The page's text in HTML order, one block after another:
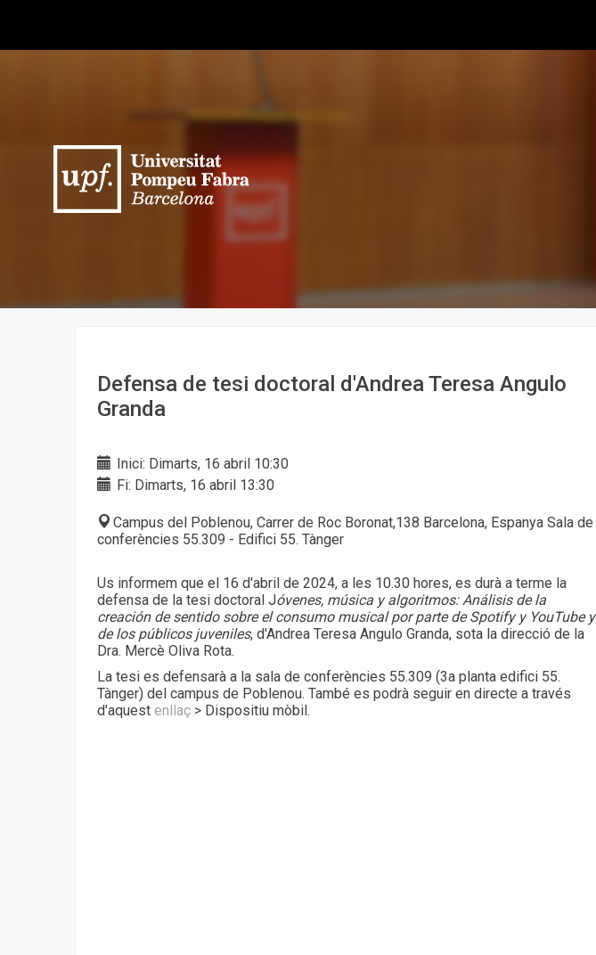
Defensa de tesi doctoral d'Andrea Teresa Angulo
Granda
Inici: Dimarts, 16 abril 10:30
Fi: Dimarts, 16 abril 13:30
Campus del Poblenou, Carrer de Roc Boronat,138 Barcelona, Espanya Sala de
conferències 55.309 - Edifici 55. Tànger
Us informem que el 16 d'abril de 2024, a les 10.30 hores, es durà a terme la
defensa de la tesi doctoral Jóvenes, música y algoritmos: Análisis de la
creación de sentido sobre el consumo musical por parte de Spotify y YouTube y
de los públicos juveniles, d'Andrea Teresa Angulo Granda, sota la direcció de la
Dra. Mercè Oliva Rota.
La tesi es defensarà a la sala de conferències 55.309 (3a planta edifici 55.
Tànger) del campus de Poblenou. També es podrà seguir en directe a través
d'aquest enllaç > Dispositiu mòbil.